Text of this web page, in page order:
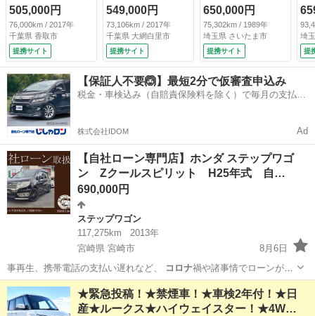
グ・ＣＤ／ＤＶＤ・
Ｂｌｕｅｔｏｏｔ
ｈ・バックカメラ・
衝突軽減ブレーキ・
ドライブレコーダ
ー・スマートキー・
プッシュスタート・
オートライト・ステ
アリングリモコン・
ＬＥＤヘッドライト
（車検整備付）
505,000円
76,000km / 2017年
千葉県 香取市
提携サイト
Ｄ Ｂｌｕｅｔｏｏ
ｔｈ フルセグＴ
Ｖ アラウンドビュ
ーモニター バック
カメラ ＥＴＣ ド
ライブレコーダー
衝突軽減ブレーキ
オートライト 純正
マートキー （車検
549,000円
73,106km / 2017年
千葉県 大網白里市
提携サイト
ング パワーウィン
ドウ （検10.1）
650,000円
75,302km / 1989年
埼玉県 さいたま市
提携サイト
ン
埼
提
【保証人不要🙆】最短2分で仮審査申込み
税金・車検込み（自賠責保険料を除く）で毎月の支払額
株式会社IDOM Ad
【自社ローン専門店】ホンダ ステップワゴ
ン Zクールスピリット H25年式 自…
690,000円
ステップワゴン
117,275km
2013年
宮崎県 宮崎市
8月6日
事再生、携帯電話の支払い遅れなど、
コロナ禍や諸事情でローンが組
めなくなった方の…
宮崎 宮崎市 ステップワゴン ローン
★緊急投稿！★禁煙車！★車検2年付！★日
産★ルークス★ハイウェイスター！★4W…